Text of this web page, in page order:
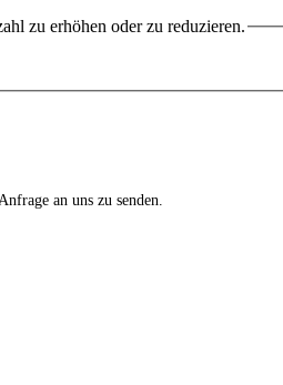
zu erhöhen oder zu reduzieren.
an uns zu senden.